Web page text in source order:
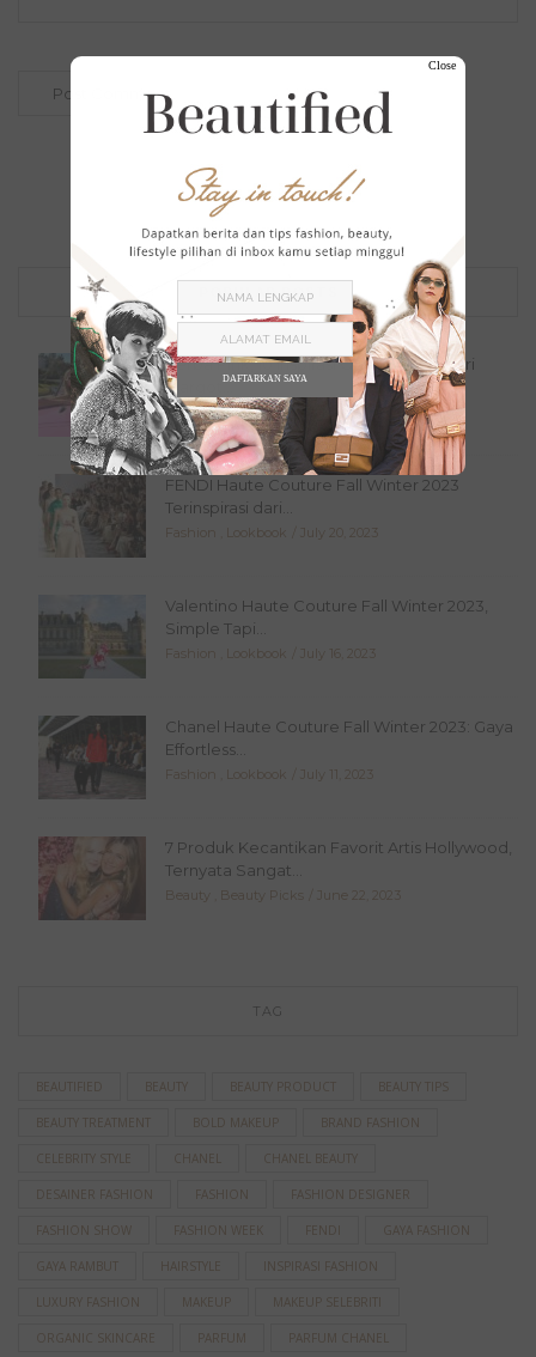
POPULAR POSTS
Serba Pink, 10 Inspirasi Outfit Barbie dari
Margot...
Tak Berkategori July 21, 2023
FENDI Haute Couture Fall Winter 2023
Terinspirasi dari...
Fashion Lookbook July 20, 2023
Valentino Haute Couture Fall Winter 2023,
Simple Tapi...
Fashion Lookbook July 16, 2023
Chanel Haute Couture Fall Winter 2023: Gaya
Effortless...
Fashion Lookbook July 11, 2023
7 Produk Kecantikan Favorit Artis Hollywood,
Ternyata Sangat...
Beauty Beauty Picks June 22, 2023
TAG
BEAUTIFIED BEAUTY BEAUTY PRODUCT BEAUTY TIPS
BEAUTY TREATMENT BOLD MAKEUP BRAND FASHION
CELEBRITY STYLE CHANEL CHANEL BEAUTY
DESAINER FASHION FASHION FASHION DESIGNER
FASHION SHOW FASHION WEEK FENDI GAYA FASHION
GAYA RAMBUT HAIRSTYLE INSPIRASI FASHION
LUXURY FASHION MAKEUP MAKEUP SELEBRITI
ORGANIC SKINCARE PARFUM PARFUM CHANEL
Close
DAFTARKAN SAYA